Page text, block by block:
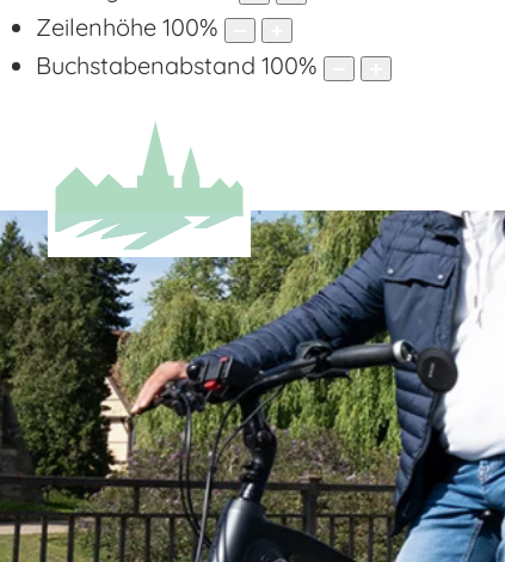
Zeilenhöhe 100%
Buchstabenabstand 100%